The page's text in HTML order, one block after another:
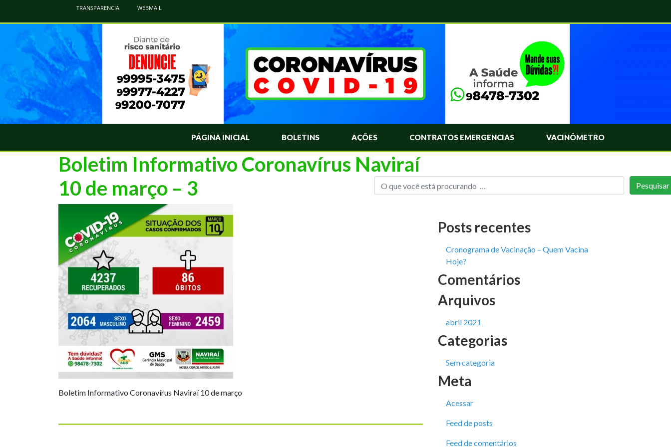
TRANSPARENCIA WEBMAIL
PÁGINA INICIAL BOLETINS AÇÕES CONTRATOS EMERGENCIAS VACINÔMETRO
Boletim Informativo Coronavírus Naviraí
10 de março – 3
Boletim Informativo Coronavírus Naviraí 10 de março
Posts recentes
Cronograma de Vacinação – Quem Vacina
Hoje?
Comentários
Arquivos
abril 2021
Categorias
Sem categoria
Meta
Acessar
Feed de posts
Feed de comentários